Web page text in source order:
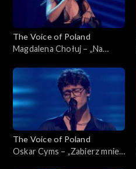
The Voice of Poland
Magdalena Chołuj – „Na
Poland”, Live 1, 8 listopada
2025
The Voice of Poland
Oskar Cyms – „Zabierz mnie”,